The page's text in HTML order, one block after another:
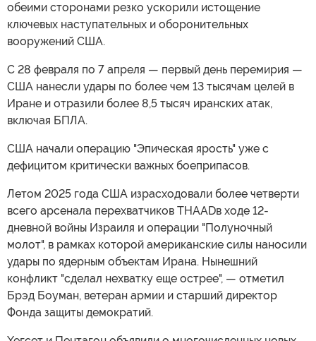
обеими сторонами резко ускорили истощение
ключевых наступательных и оборонительных
вооружений США.
С 28 февраля по 7 апреля — первый день перемирия —
США нанесли удары по более чем 13 тысячам целей в
Иране и отразили более 8,5 тысяч иранских атак,
включая БПЛА.
США начали операцию "Эпическая ярость" уже с
дефицитом критически важных боеприпасов.
Летом 2025 года США израсходовали более четверти
всего арсенала перехватчиков THAADв ходе 12-
дневной войны Израиля и операции "Полуночный
молот", в рамках которой американские силы наносили
удары по ядерным объектам Ирана. Нынешний
конфликт "сделал нехватку еще острее", — отметил
Брэд Боуман, ветеран армии и старший директор
Фонда защиты демократий.